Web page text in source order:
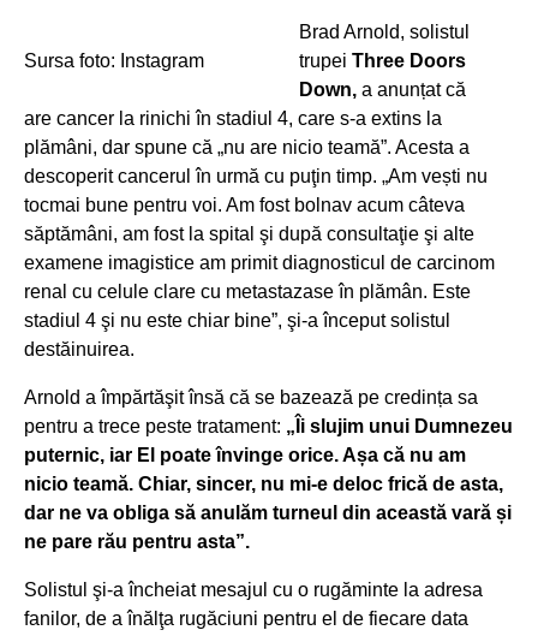
Sursa foto: Instagram
Brad Arnold, solistul
trupei Three Doors
Down, a anunțat că
are cancer la rinichi în stadiul 4, care s-a extins la
plămâni, dar spune că „nu are nicio teamă”. Acesta a
descoperit cancerul în urmă cu puţin timp. „Am vești nu
tocmai bune pentru voi. Am fost bolnav acum câteva
săptămâni, am fost la spital şi după consultaţie şi alte
examene imagistice am primit diagnosticul de carcinom
renal cu celule clare cu metastazase în plămân. Este
stadiul 4 şi nu este chiar bine”, şi-a început solistul
destăinuirea.
Arnold a împărtăşit însă că se bazează pe credința sa
pentru a trece peste tratament: „Îi slujim unui Dumnezeu
puternic, iar El poate învinge orice. Așa că nu am
nicio teamă. Chiar, sincer, nu mi-e deloc frică de asta,
dar ne va obliga să anulăm turneul din această vară și
ne pare rău pentru asta”.
Solistul şi-a încheiat mesajul cu o rugăminte la adresa
fanilor, de a înălţa rugăciuni pentru el de fiecare data